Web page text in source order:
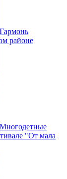
Гармонь
районе
Многодетные
"От мала